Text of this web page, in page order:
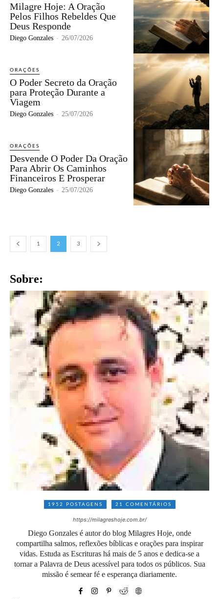
Milagre Hoje: A Oração
Pelos Filhos Rebeldes Que
Deus Responde
Diego Gonzales - 26/07/2026
ORAÇÕES
O Poder Secreto da Oração
para Proteção Durante a
Viagem
Diego Gonzales - 25/07/2026
ORAÇÕES
Desvende O Poder Da Oração
Para Abrir Os Caminhos
Financeiros E Prosperar
Diego Gonzales - 25/07/2026
1 2 3
Sobre:
1952 POSTAGENS 21 COMENTÁRIOS
https://milagreshoje.com.br/
Diego Gonzales é autor do blog Milagres Hoje, onde
compartilha salmos, reflexões bíblicas e orações para inspirar
vidas. Estuda as Escrituras há mais de 5 anos e dedica-se a
tornar a Palavra de Deus acessível para todos os públicos. Sua
missão é semear fé e esperança diariamente.